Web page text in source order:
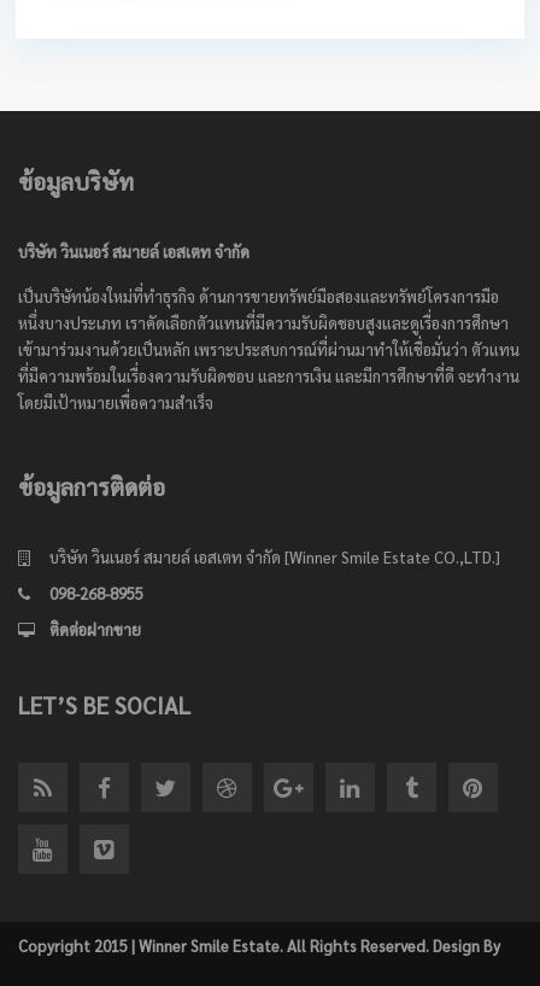
ข้อมูลบริษัท
บริษัท วินเนอร์ สมายล์ เอสเตท จำกัด
เป็นบริษัทน้องใหม่ที่ทำธุรกิจ ด้านการขายทรัพย์มือสองและทรัพย์โครงการมือ
หนึ่งบางประเภท เราคัดเลือกตัวแทนที่มีความรับผิดชอบสูงและดูเรื่องการศึกษา
เข้ามาร่วมงานด้วยเป็นหลัก เพราะประสบการณ์ที่ผ่านมาทำให้เชื่อมั่นว่า ตัวแทน
ที่มีความพร้อมในเรื่องความรับผิดชอบ และการเงิน และมีการศึกษาที่ดี จะทำงาน
โดยมีเป้าหมายเพื่อความสำเร็จ
ข้อมูลการติดต่อ
บริษัท วินเนอร์ สมายล์ เอสเตท จำกัด [Winner Smile Estate CO.,LTD.]
098-268-8955
ติดต่อฝากขาย
LET’S BE SOCIAL
Copyright 2015 | Winner Smile Estate. All Rights Reserved. Design By